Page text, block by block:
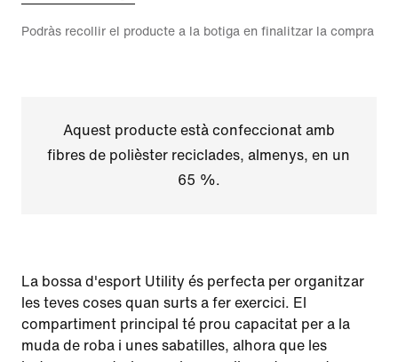
Podràs recollir el producte a la botiga en finalitzar la compra
Aquest producte està confeccionat amb
fibres de polièster reciclades, almenys, en un
65 %.
La bossa d'esport Utility és perfecta per organitzar
les teves coses quan surts a fer exercici. El
compartiment principal té prou capacitat per a la
muda de roba i unes sabatilles, alhora que les